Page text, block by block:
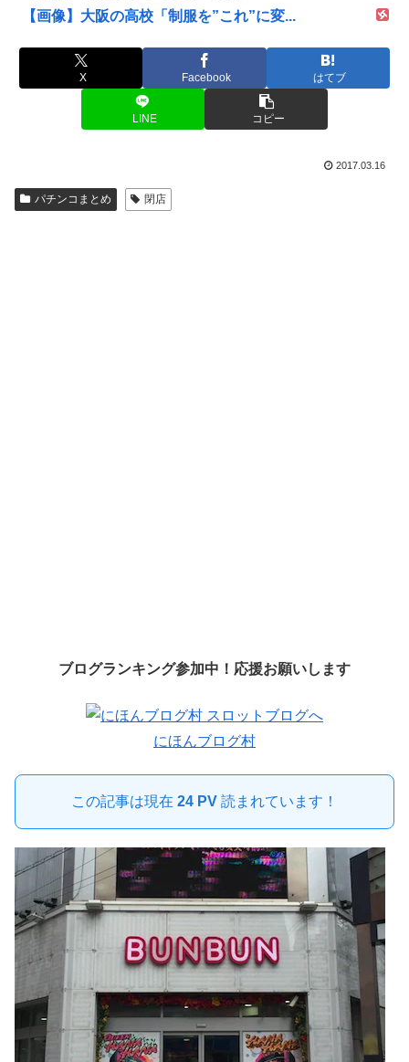
【画像】大阪の高校「制服を”これ”に変...
X Facebook はてブ
LINE コピー
2017.03.16
パチンコまとめ 閉店
ブログランキング参加中！応援お願いします
にほんブログ村
この記事は現在 24 PV 読まれています！